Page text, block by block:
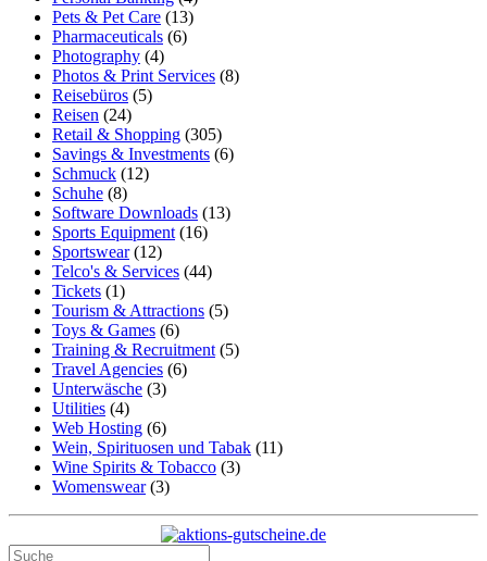
Pets & Pet Care (13)
Pharmaceuticals (6)
Photography (4)
Photos & Print Services (8)
Reisebüros (5)
Reisen (24)
Retail & Shopping (305)
Savings & Investments (6)
Schmuck (12)
Schuhe (8)
Software Downloads (13)
Sports Equipment (16)
Sportswear(12)
Telco's & Services (44)
Tickets (1)
Tourism & Attractions (5)
Toys & Games (6)
Training & Recruitment (5)
Travel Agencies (6)
Unterwäsche (3)
Utilities (4)
Web Hosting (6)
Wein, Spirituosen und Tabak (11)
Wine Spirits & Tobacco (3)
Womenswear(3)